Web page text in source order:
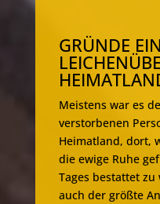
GRÜNDE
Meistens war es
verstorbenen
Heimatland, dort,
die ewige Ruhe
Tages bestattet
auch der größte